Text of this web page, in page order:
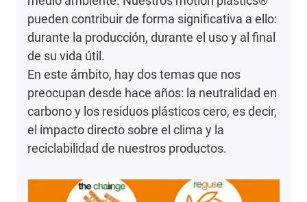
pueden contribuir de forma significativa a ello:
durante la producción, durante el uso y al final
de su vida útil.
En este ámbito, hay dos temas que nos
preocupan desde hace años: la neutralidad en
carbono y los residuos plásticos cero, es decir,
el impacto directo sobre el clima y la
reciclabilidad de nuestros productos.